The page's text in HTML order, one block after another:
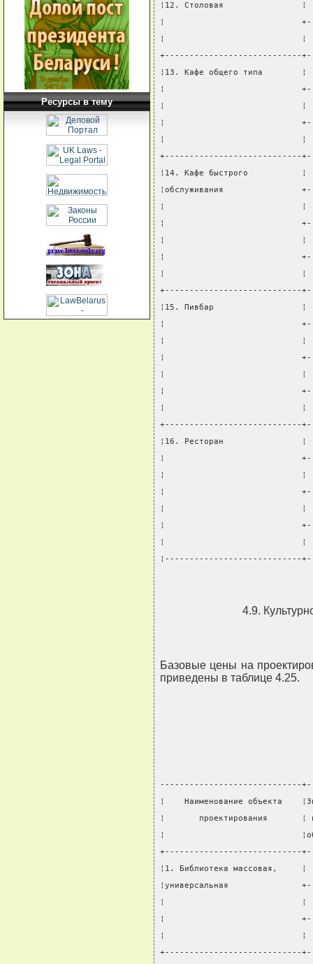
Ресурсы в тему
¦12. Столовая
¦
¦                            ¦
+----------------------------
¦13. Кафе общего типа
¦
¦                            ¦
¦
¦                            ¦
+----------------------------
¦14. Кафе быстрого
¦обслуживания
¦                            ¦
¦
¦                            ¦
¦
¦                            ¦
+----------------------------
¦15. Пивбар
¦
¦                            ¦
¦
¦                            ¦
¦
¦                            ¦
+----------------------------
¦16. Ресторан
¦
¦                            ¦
¦
¦                            ¦
¦
¦                            ¦
¦----------------------------
4.9.
Базовые цены на
приведены в таблице 4.25.
-----------------------------
¦    Наименование объекта
¦       проектирования       ¦
¦
+----------------------------
¦1. Библиотека массовая,
¦универсальная
¦                            ¦
¦
¦                            ¦
+----------------------------